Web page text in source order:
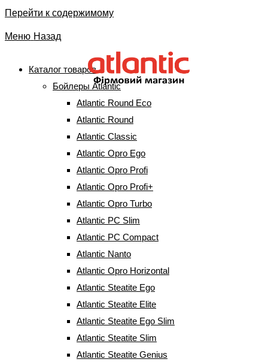
Перейти к содержимому
Меню Назад
Каталог товаров
Бойлеры Atlantic
Atlantic Round Eco
Atlantic Round
Atlantic Classic
Atlantic Opro Ego
Atlantic Opro Profi
Atlantic Opro Profi+
Atlantic Opro Turbo
Atlantic PC Slim
Atlantic PC Compact
Atlantic Nanto
Atlantic Opro Horizontal
Atlantic Steatite Ego
Atlantic Steatite Elite
Atlantic Steatite Ego Slim
Atlantic Steatite Slim
Atlantic Steatite Genius
Тэн к бойлеру Atlantic ER
002100T Atl
Запчасти к бойлерам ⇒Сухие (стеатитовые)
Тэн к бойлеру Atlantic ER 002100T Atl
Тэн к бойлеру Atlantic ER 002100T
грн